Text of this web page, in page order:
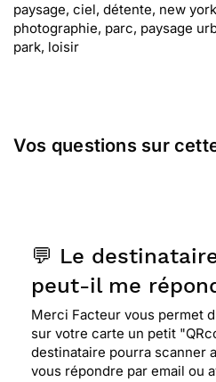
paysage, ciel, détente, new
photographie, parc, paysage
park, loisir
Vos questions sur
💬 Le
peut-il me
Merci Facteur vous permet
sur votre carte un petit
destinataire pourra scanner
vous répondre par email ou